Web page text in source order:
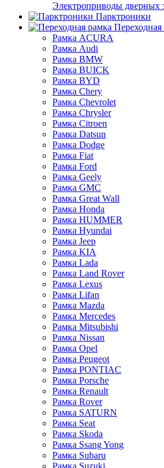
Электроприводы дверных
Парктроники
Переходная
Рамка ACURA
Рамка Audi
Рамка BMW
Рамка BUICK
Рамка BYD
Рамка Chery
Рамка Chevrolet
Рамка Chrysler
Рамка Citroen
Рамка Datsun
Рамка Dodge
Рамка Fiat
Рамка Ford
Рамка Geely
Рамка GMC
Рамка Great Wall
Рамка Honda
Рамка HUMMER
Рамка Hyundai
Рамка Jeep
Рамка KIA
Рамка Lada
Рамка Land Rover
Рамка Lexus
Рамка Lifan
Рамка Mazda
Рамка Mercedes
Рамка Mitsubishi
Рамка Nissan
Рамка Opel
Рамка Peugeot
Рамка PONTIAC
Рамка Porsche
Рамка Renault
Рамка Rover
Рамка SATURN
Рамка Seat
Рамка Skoda
Рамка Ssang Yong
Рамка Subaru
Рамка Suzuki